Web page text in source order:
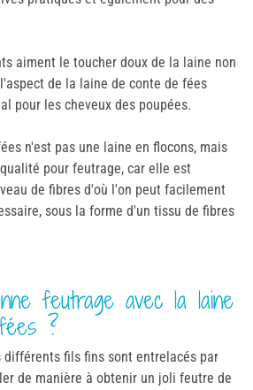
aiment le toucher doux de la laine non
de la laine de conte de fées
pour les cheveux des poupées.
n'est pas une laine en flocons, mais
pour feutrage, car elle est
de fibres d'où l'on peut facilement
sous la forme d'un tissu de fibres
feutrage avec la laine
?
différents fils fins sont entrelacés par
de manière à obtenir un joli feutre de